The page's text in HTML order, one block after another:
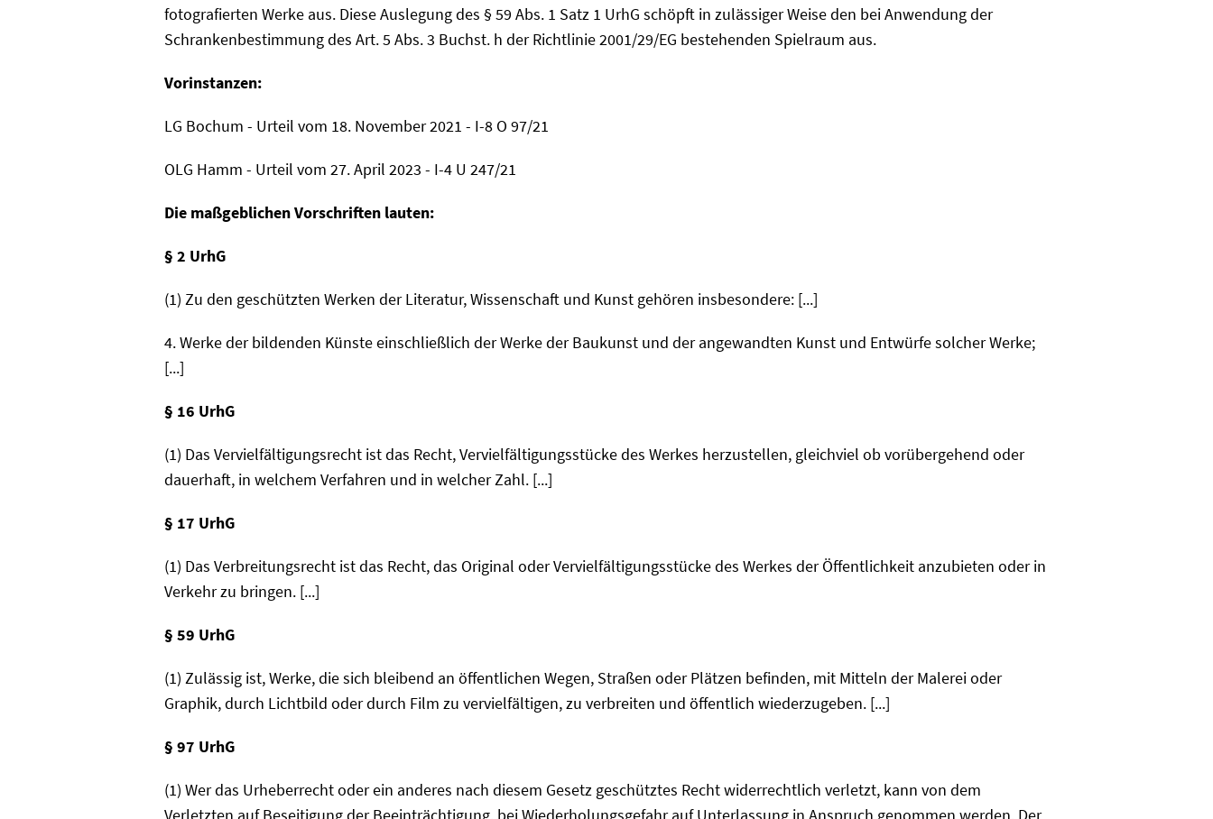
fotografierten Werke aus. Diese Auslegung des § 59 Abs. 1 Satz 1 UrhG schöpft in zulässiger Weise den bei Anwendung der
Schrankenbestimmung des Art. 5 Abs. 3 Buchst. h der Richtlinie 2001/29/EG bestehenden Spielraum aus.
Vorinstanzen:
LG Bochum - Urteil vom 18. November 2021 - I-8 O 97/21
OLG Hamm - Urteil vom 27. April 2023 - I-4 U 247/21
Die maßgeblichen Vorschriften lauten:
§ 2 UrhG
(1) Zu den geschützten Werken der Literatur, Wissenschaft und Kunst gehören insbesondere: [...]
4. Werke der bildenden Künste einschließlich der Werke der Baukunst und der angewandten Kunst und Entwürfe solcher Werke;
[...]
§ 16 UrhG
(1) Das Vervielfältigungsrecht ist das Recht, Vervielfältigungsstücke des Werkes herzustellen, gleichviel ob vorübergehend oder
dauerhaft, in welchem Verfahren und in welcher Zahl. [...]
§ 17 UrhG
(1) Das Verbreitungsrecht ist das Recht, das Original oder Vervielfältigungsstücke des Werkes der Öffentlichkeit anzubieten oder in
Verkehr zu bringen. [...]
§ 59 UrhG
(1) Zulässig ist, Werke, die sich bleibend an öffentlichen Wegen, Straßen oder Plätzen befinden, mit Mitteln der Malerei oder
Graphik, durch Lichtbild oder durch Film zu vervielfältigen, zu verbreiten und öffentlich wiederzugeben. [...]
§ 97 UrhG
(1) Wer das Urheberrecht oder ein anderes nach diesem Gesetz geschütztes Recht widerrechtlich verletzt, kann von dem